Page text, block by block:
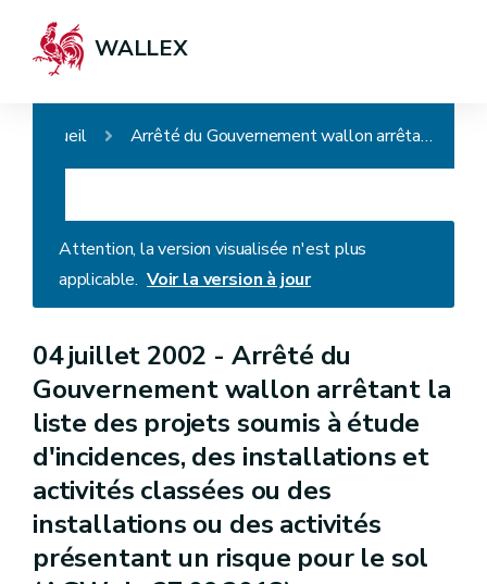
WALLEX
Accueil Arrêté du Gouvernement wallon arrêtant la liste des projets soumis à étude d'incidences, des installations et activités classées ou des installations ou des activités présentant un risque pour le sol (AGW du 27.09.2018)
Attention, la version visualisée n'est plus
applicable. Voir la version à jour
04 juillet 2002 - Arrêté du
Gouvernement wallon arrêtant la
liste des projets soumis à étude
d'incidences, des installations et
activités classées ou des
installations ou des activités
présentant un risque pour le sol